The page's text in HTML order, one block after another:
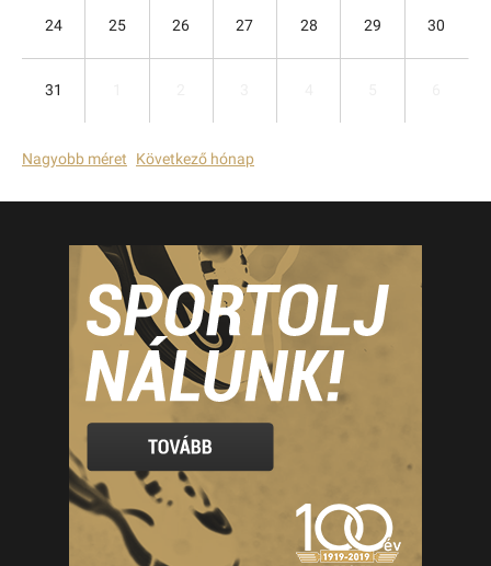
24 25 26 27 28 29 30
31
Nagyobb méret Következő hónap